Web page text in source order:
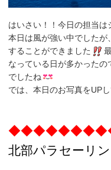
はいさい！！今日の担当は
本日は風が強い中でしたが
することができました
なっている日が多かった
でしたね
では、本日のお写真をUPし
北部パラセーリ